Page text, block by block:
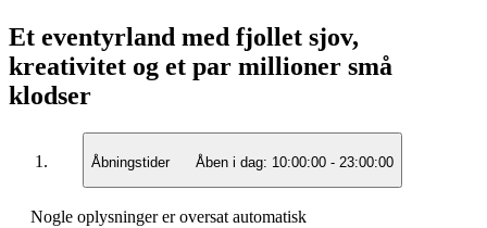
Et eventyrland med fjollet sjov,
kreativitet og et par millioner små
klodser
Åbningstider Åben i dag: 10:00:00 - 23:00:00
Nogle oplysninger er oversat automatisk